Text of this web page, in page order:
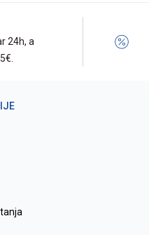
24h, a